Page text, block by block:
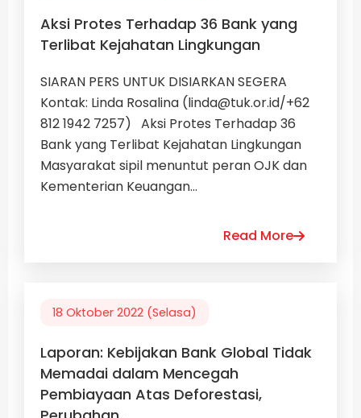
Aksi Protes Terhadap 36 Bank yang
Terlibat Kejahatan Lingkungan
SIARAN PERS UNTUK DISIARKAN SEGERA
Kontak: Linda Rosalina (linda@tuk.or.id/+62
812 1942 7257) Aksi Protes Terhadap 36
Bank yang Terlibat Kejahatan Lingkungan
Masyarakat sipil menuntut peran OJK dan
Kementerian Keuangan...
Read More
18 Oktober 2022 (Selasa)
Laporan: Kebijakan Bank Global Tidak
Memadai dalam Mencegah
Pembiayaan Atas Deforestasi,